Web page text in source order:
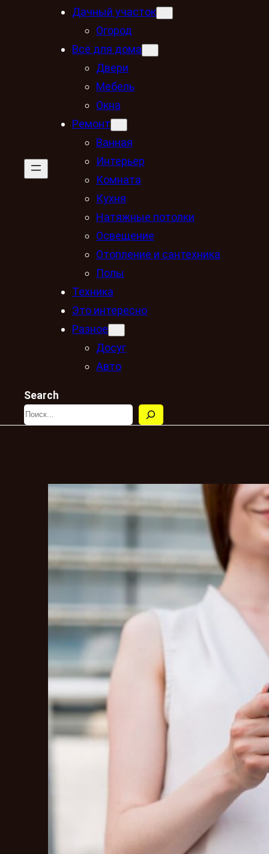
Дачный участок
Огород
Всё для дома
Двери
Мебель
Окна
Ремонт
Ванная
Интерьер
Комната
Кухня
Натяжные потолки
Освещение
Отопление и сантехника
Полы
Техника
Это интересно
Разное
Досуг
Авто
Search